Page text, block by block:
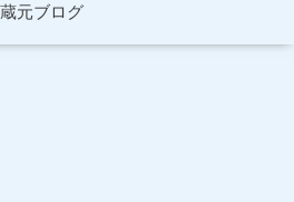
蔵元ブログ